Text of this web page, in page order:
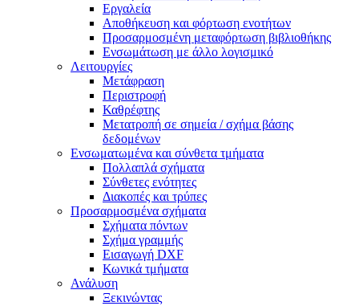
Εργαλεία
Αποθήκευση και φόρτωση ενοτήτων
Προσαρμοσμένη μεταφόρτωση βιβλιοθήκης
Ενσωμάτωση με άλλο λογισμικό
Λειτουργίες
Μετάφραση
Περιστροφή
Καθρέφτης
Μετατροπή σε σημεία / σχήμα βάσης
δεδομένων
Ενσωματωμένα και σύνθετα τμήματα
Πολλαπλά σχήματα
Σύνθετες ενότητες
Διακοπές και τρύπες
Προσαρμοσμένα σχήματα
Σχήματα πόντων
Σχήμα γραμμής
Εισαγωγή DXF
Κωνικά τμήματα
Ανάλυση
Ξεκινώντας